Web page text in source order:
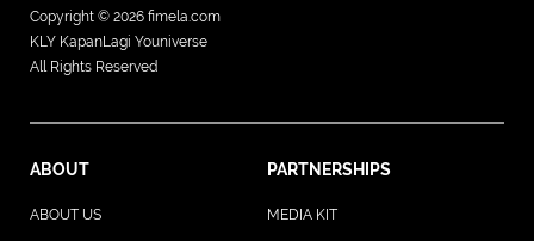
Copyright © 2026 fimela.com
KLY KapanLagi Youniverse
All Rights Reserved
ABOUT PARTNERSHIPS
ABOUT US MEDIA KIT